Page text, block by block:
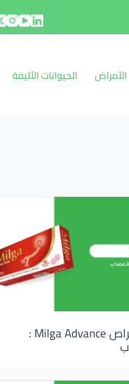
الأمراض الحيوانات الأليفة
ميلجا ادفانس اقراص Milga Advance :